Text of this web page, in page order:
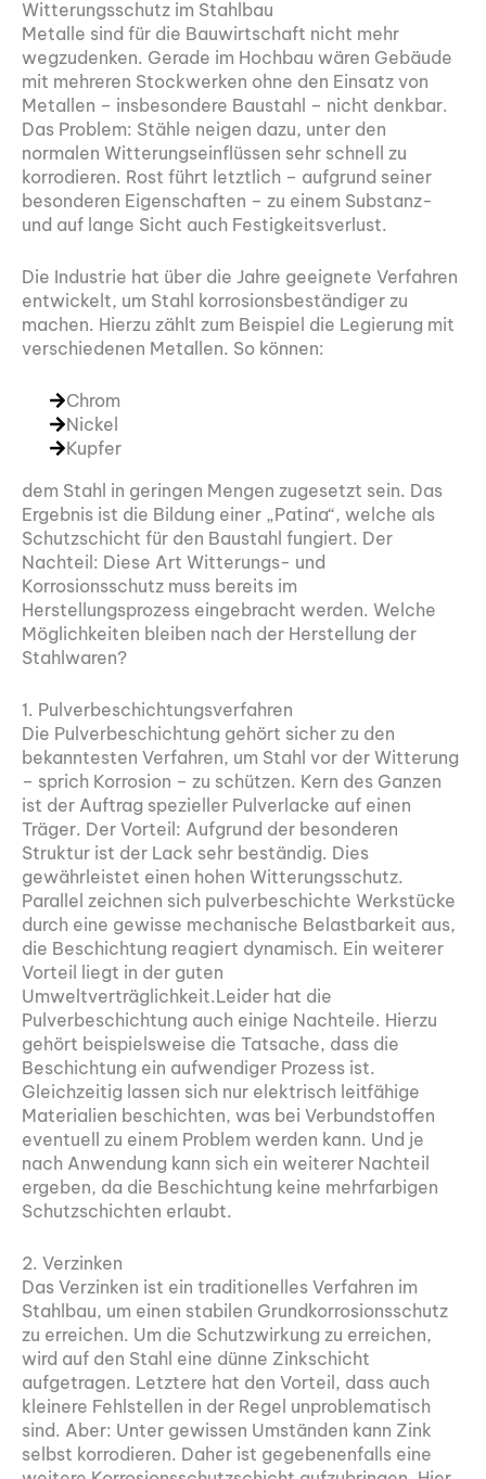
Witterungsschutz im Stahlbau
Metalle sind für die Bauwirtschaft nicht mehr
wegzudenken. Gerade im Hochbau wären Gebäude
mit mehreren Stockwerken ohne den Einsatz von
Metallen – insbesondere Baustahl – nicht denkbar.
Das Problem: Stähle neigen dazu, unter den
normalen Witterungseinflüssen sehr schnell zu
korrodieren. Rost führt letztlich – aufgrund seiner
besonderen Eigenschaften – zu einem Substanz-
und auf lange Sicht auch Festigkeitsverlust.
Die Industrie hat über die Jahre geeignete Verfahren
entwickelt, um Stahl korrosionsbeständiger zu
machen. Hierzu zählt zum Beispiel die Legierung mit
verschiedenen Metallen. So können:
Chrom
Nickel
Kupfer
dem Stahl in geringen Mengen zugesetzt sein. Das
Ergebnis ist die Bildung einer „Patina“, welche als
Schutzschicht für den Baustahl fungiert. Der
Nachteil: Diese Art Witterungs- und
Korrosionsschutz muss bereits im
Herstellungsprozess eingebracht werden. Welche
Möglichkeiten bleiben nach der Herstellung der
Stahlwaren?
1. Pulverbeschichtungsverfahren
Die Pulverbeschichtung gehört sicher zu den
bekanntesten Verfahren, um Stahl vor der Witterung
– sprich Korrosion – zu schützen. Kern des Ganzen
ist der Auftrag spezieller Pulverlacke auf einen
Träger. Der Vorteil: Aufgrund der besonderen
Struktur ist der Lack sehr beständig. Dies
gewährleistet einen hohen Witterungsschutz.
Parallel zeichnen sich pulverbeschichte Werkstücke
durch eine gewisse mechanische Belastbarkeit aus,
die Beschichtung reagiert dynamisch. Ein weiterer
Vorteil liegt in der guten
Umweltverträglichkeit.Leider hat die
Pulverbeschichtung auch einige Nachteile. Hierzu
gehört beispielsweise die Tatsache, dass die
Beschichtung ein aufwendiger Prozess ist.
Gleichzeitig lassen sich nur elektrisch leitfähige
Materialien beschichten, was bei Verbundstoffen
eventuell zu einem Problem werden kann. Und je
nach Anwendung kann sich ein weiterer Nachteil
ergeben, da die Beschichtung keine mehrfarbigen
Schutzschichten erlaubt.
2. Verzinken
Das Verzinken ist ein traditionelles Verfahren im
Stahlbau, um einen stabilen Grundkorrosionsschutz
zu erreichen. Um die Schutzwirkung zu erreichen,
wird auf den Stahl eine dünne Zinkschicht
aufgetragen. Letztere hat den Vorteil, dass auch
kleinere Fehlstellen in der Regel unproblematisch
sind. Aber: Unter gewissen Umständen kann Zink
selbst korrodieren. Daher ist gegebenenfalls eine